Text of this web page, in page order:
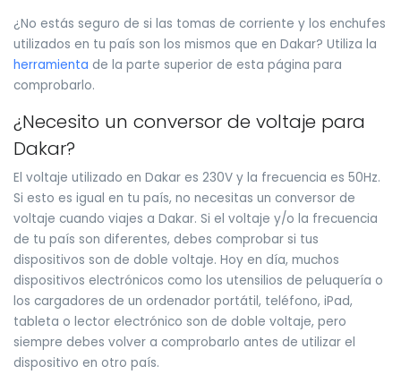
¿No estás seguro de si las tomas de corriente y los enchufes
utilizados en tu país son los mismos que en Dakar? Utiliza la
herramienta de la parte superior de esta página para
comprobarlo.
¿Necesito un conversor de voltaje para
Dakar?
El voltaje utilizado en Dakar es 230V y la frecuencia es 50Hz.
Si esto es igual en tu país, no necesitas un conversor de
voltaje cuando viajes a Dakar. Si el voltaje y/o la frecuencia
de tu país son diferentes, debes comprobar si tus
dispositivos son de doble voltaje. Hoy en día, muchos
dispositivos electrónicos como los utensilios de peluquería o
los cargadores de un ordenador portátil, teléfono, iPad,
tableta o lector electrónico son de doble voltaje, pero
siempre debes volver a comprobarlo antes de utilizar el
dispositivo en otro país.